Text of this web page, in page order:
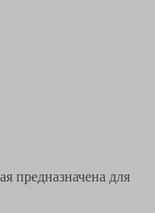
предназначена для